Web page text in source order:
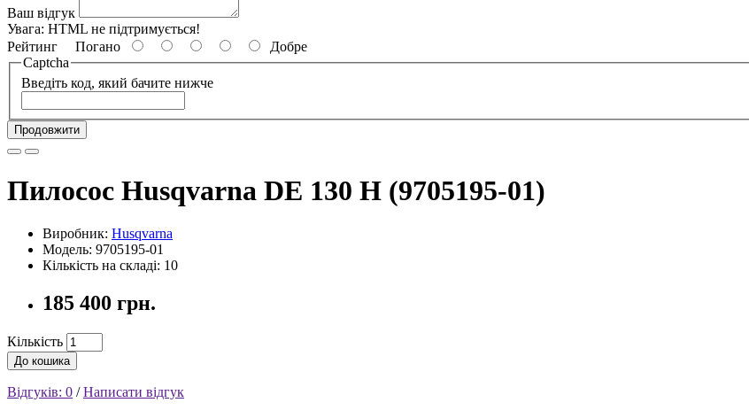
Ваш відгук
Увага: HTML не підтримується!
Рейтинг Погано
Добре
Captcha
Введіть код, який бачите нижче
Продовжити
Пилосос Husqvarna DE 130 H (9705195-01)
Виробник: Husqvarna
Модель: 9705195-01
Кількість на складі: 10
185 400 грн.
Кількість
До кошика
Відгуків: 0 /Написати відгук